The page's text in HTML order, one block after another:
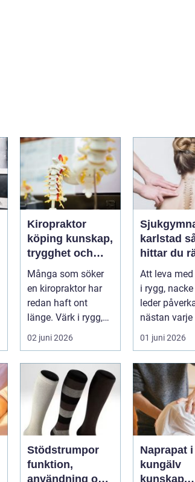
Kiropraktor
köping kunskap,
trygghet och
långsiktig hjälp
för ryggen
Många som söker
en kiropraktor har
redan haft ont
länge. Värk i rygg,
nacke eller huvud
blir lätt en...
02 juni 2026
karlstad så
hittar du
hjälp för
och besvär
Att leva
i rygg,
leder
nästan varje
vardagen. En
person som
01 juni 2026
Stödstrumpor
funktion,
användning och
Naprapat i
kungälv
kunskap,